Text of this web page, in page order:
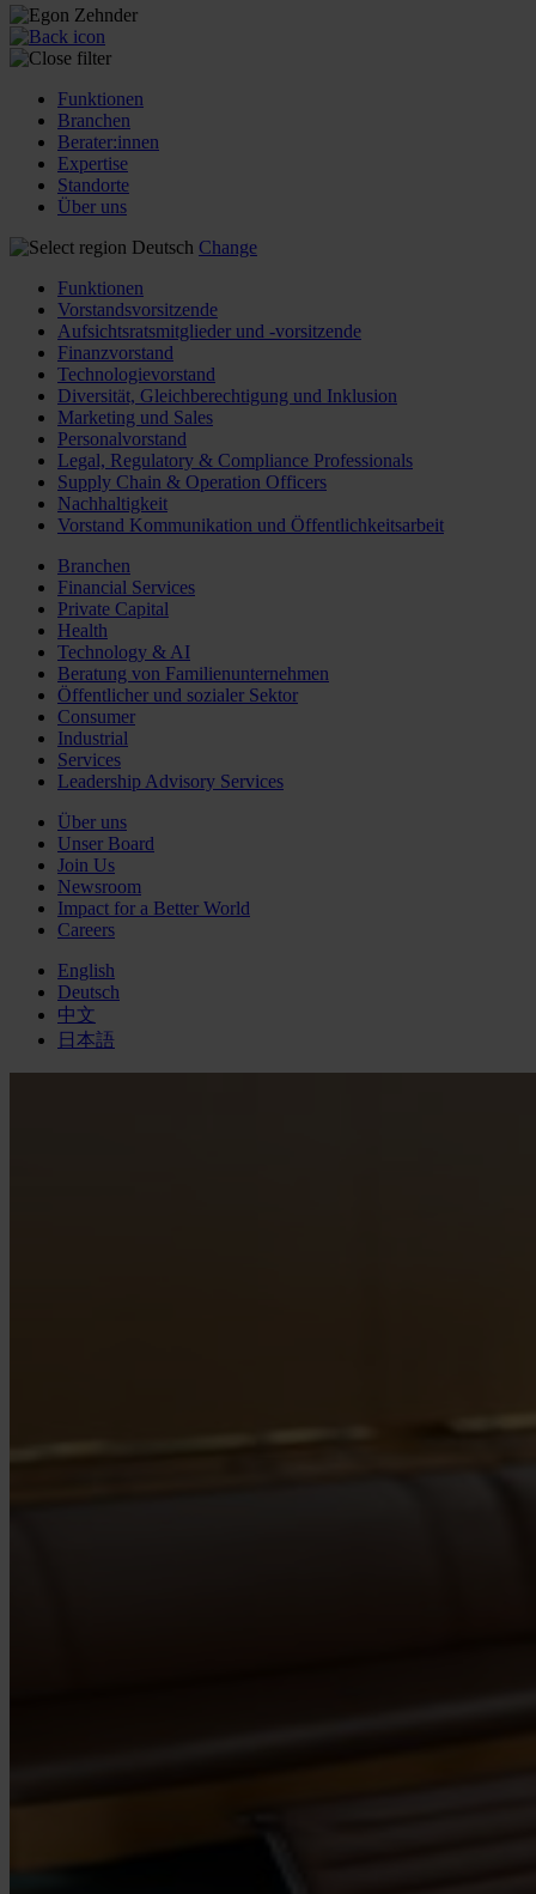
Funktionen
Branchen
Berater:innen
Expertise
Standorte
Über uns
Deutsch Change
Funktionen
Vorstandsvorsitzende
Aufsichtsratsmitglieder und -vorsitzende
Finanzvorstand
Technologievorstand
Diversität, Gleichberechtigung und Inklusion
Marketing und Sales
Personalvorstand
Legal, Regulatory & Compliance Professionals
Supply Chain & Operation Officers
Nachhaltigkeit
Vorstand Kommunikation und Öffentlichkeitsarbeit
Branchen
Financial Services
Private Capital
Health
Technology & AI
Beratung von Familienunternehmen
Öffentlicher und sozialer Sektor
Consumer
Industrial
Services
Leadership Advisory Services
Über uns
Unser Board
Join Us
Newsroom
Impact for a Better World
Careers
English
Deutsch
中文
日本語